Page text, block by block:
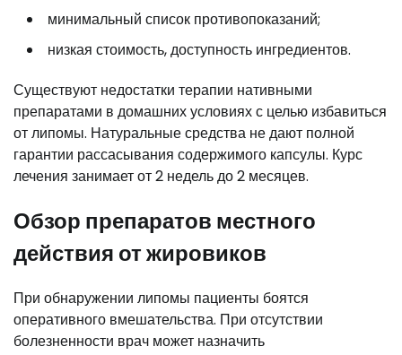
минимальный список противопоказаний;
низкая стоимость, доступность ингредиентов.
Существуют недостатки терапии нативными
препаратами в домашних условиях с целью избавиться
от липомы. Натуральные средства не дают полной
гарантии рассасывания содержимого капсулы. Курс
лечения занимает от 2 недель до 2 месяцев.
Обзор препаратов местного
действия от жировиков
При обнаружении липомы пациенты боятся
оперативного вмешательства. При отсутствии
болезненности врач может назначить